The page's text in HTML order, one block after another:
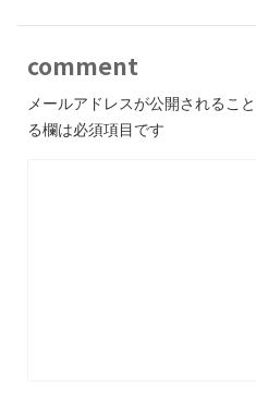
comment
メールアドレスが公開されるこ
る欄は必須項目です